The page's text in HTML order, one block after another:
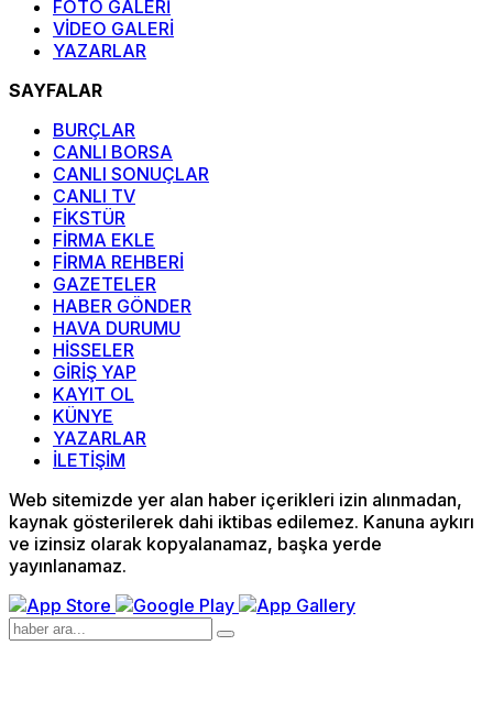
FOTO GALERİ
VİDEO GALERİ
YAZARLAR
SAYFALAR
BURÇLAR
CANLI BORSA
CANLI SONUÇLAR
CANLI TV
FİKSTÜR
FİRMA EKLE
FİRMA REHBERİ
GAZETELER
HABER GÖNDER
HAVA DURUMU
HİSSELER
GİRİŞ YAP
KAYIT OL
KÜNYE
YAZARLAR
İLETİŞİM
Web sitemizde yer alan haber içerikleri izin alınmadan,
kaynak gösterilerek dahi iktibas edilemez. Kanuna aykırı
ve izinsiz olarak kopyalanamaz, başka yerde
yayınlanamaz.